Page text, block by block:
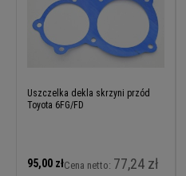
Uszczelka dekla skrzyni przód
Toyota 6FG/FD
95,00 złCena netto: 77,24 zł